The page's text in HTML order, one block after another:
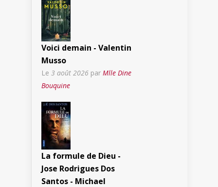
Voici demain - Valentin
Musso
Le 3 août 2026 par Mlle Dine
Bouquine
La formule de Dieu -
Jose Rodrigues Dos
Santos - Michael